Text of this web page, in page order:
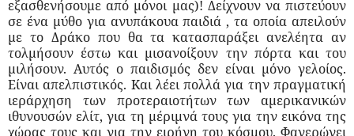
εξασθενήσουμε από μόνοι μας)! Δείχνουν να πιστεύουν
σε ένα μύθο για ανυπάκουα παιδιά , τα οποία απειλούν
με το Δράκο που θα τα κατασπαράξει ανελέητα αν
τολμήσουν έστω και μισανοίξουν την πόρτα και του
μιλήσουν. Αυτός ο παιδισμός δεν είναι μόνο γελοίος.
Είναι απελπιστικός. Και λέει πολλά για την πραγματική
ιεράρχηση των προτεραιοτήτων των αμερικανικών
ιθυνουσών ελίτ, για τη μέριμνά τους για την εικόνα της
χώρας τους και για την ειρήνη του κόσμου. Φανερώνει